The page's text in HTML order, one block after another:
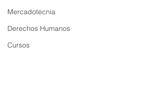
Mercadotecnia
Derechos Humanos
Cursos